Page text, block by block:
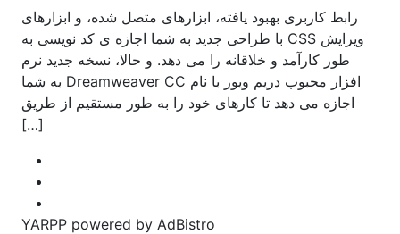
رابط کاربری بهبود یافته، ابزارهای متصل شده، و ابزارهای
ویرایش CSS با طراحی جدید به شما اجازه ی کد نویسی به
طور کارآمد و خلاقانه را می دهد. و حالا، نسخه جدید نرم
افزار محبوب دریم ویور با نام Dreamweaver CC به شما
اجازه می دهد تا کارهای خود را به طور مستقیم از طریق
[…]
YARPP powered by AdBistro